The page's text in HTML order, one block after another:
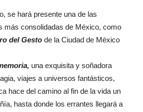
se hará presente una de las
más consolidadas de México, como
del Gesto de la Ciudad de México
una exquisita y soñadora
viajes a universos fantásticos,
hace del camino al fin de la vida un
hasta donde los errantes llegará a